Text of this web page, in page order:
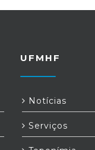
UFMHF
Notícias
Serviços